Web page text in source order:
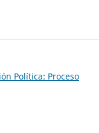
Política: Proceso